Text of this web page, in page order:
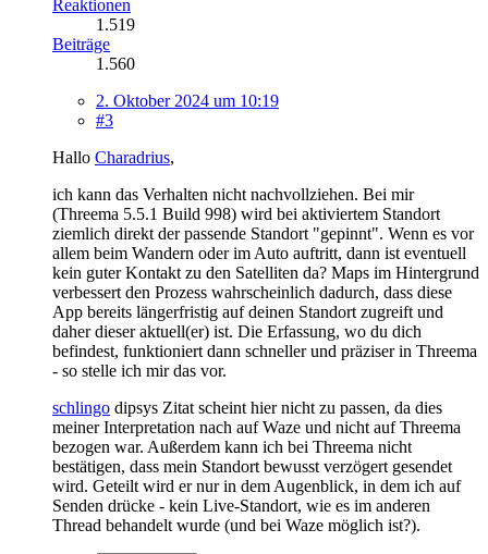
Reaktionen
1.519
Beiträge
1.560
2. Oktober 2024 um 10:19
#3
Hallo Charadrius,
ich kann das Verhalten nicht nachvollziehen. Bei mir
(Threema 5.5.1 Build 998) wird bei aktiviertem Standort
ziemlich direkt der passende Standort "gepinnt". Wenn es vor
allem beim Wandern oder im Auto auftritt, dann ist eventuell
kein guter Kontakt zu den Satelliten da? Maps im Hintergrund
verbessert den Prozess wahrscheinlich dadurch, dass diese
App bereits längerfristig auf deinen Standort zugreift und
daher dieser aktuell(er) ist. Die Erfassung, wo du dich
befindest, funktioniert dann schneller und präziser in Threema
- so stelle ich mir das vor.
schlingo dipsys Zitat scheint hier nicht zu passen, da dies
meiner Interpretation nach auf Waze und nicht auf Threema
bezogen war. Außerdem kann ich bei Threema nicht
bestätigen, dass mein Standort bewusst verzögert gesendet
wird. Geteilt wird er nur in dem Augenblick, in dem ich auf
Senden drücke - kein Live-Standort, wie es im anderen
Thread behandelt wurde (und bei Waze möglich ist?).